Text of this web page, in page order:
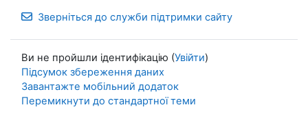
Зверніться до служби підтримки сайту
Ви не пройшли ідентифікацію (Увійти)
Підсумок збереження даних
Завантажте мобільний додаток
Перемикнути до стандартної теми